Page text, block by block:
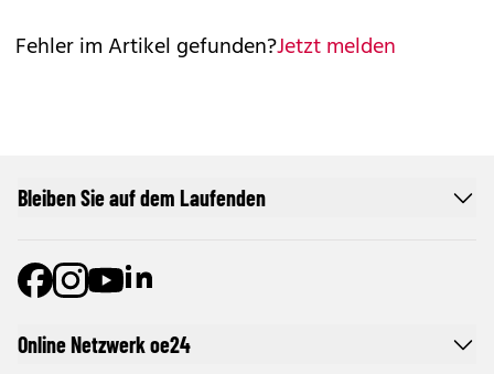
Fehler im Artikel gefunden?Jetzt melden
Online Netzwerk oe24
Bleiben Sie auf dem Laufenden